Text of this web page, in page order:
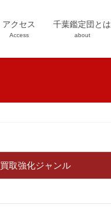
アクセス
Access
千葉鑑定団とは
about
買取強化ジャンル